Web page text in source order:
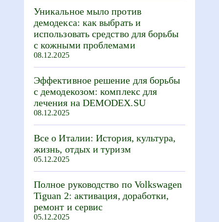
Уникальное мыло против
демодекса: как выбрать и
использовать средство для борьбы
с кожными проблемами
08.12.2025
Эффективное решение для борьбы
с демодекозом: комплекс для
лечения на DEMODEX.SU
08.12.2025
Все о Италии: История, культура,
жизнь, отдых и туризм
05.12.2025
Полное руководство по Volkswagen
Tiguan 2: активация, доработки,
ремонт и сервис
05.12.2025